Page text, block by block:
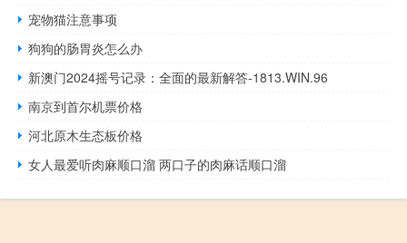
宠物猫注意事项
狗狗的肠胃炎怎么办
新澳门2024摇号记录：全面的最新解答-1813.WIN.96
南京到首尔机票价格
河北原木生态板价格
女人最爱听肉麻顺口溜 两口子的肉麻话顺口溜